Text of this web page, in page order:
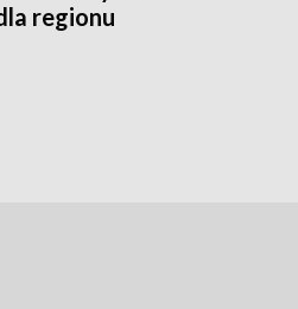
regionu